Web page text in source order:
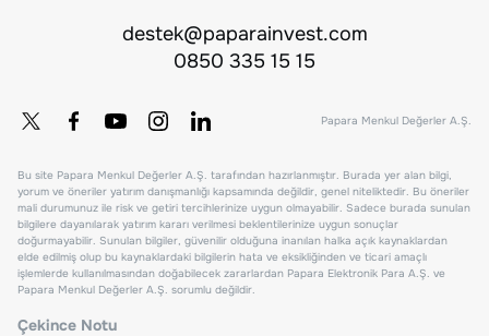
destek@paparainvest.com
0850 335 15 15
Papara Menkul Değerler A.Ş.
Bu site Papara Menkul Değerler A.Ş. tarafından hazırlanmıştır. Burada yer alan bilgi,
yorum ve öneriler yatırım danışmanlığı kapsamında değildir, genel niteliktedir. Bu öneriler
mali durumunuz ile risk ve getiri tercihlerinize uygun olmayabilir. Sadece burada sunulan
bilgilere dayanılarak yatırım kararı verilmesi beklentilerinize uygun sonuçlar
doğurmayabilir. Sunulan bilgiler, güvenilir olduğuna inanılan halka açık kaynaklardan
elde edilmiş olup bu kaynaklardaki bilgilerin hata ve eksikliğinden ve ticari amaçlı
işlemlerde kullanılmasından doğabilecek zararlardan Papara Elektronik Para A.Ş. ve
Papara Menkul Değerler A.Ş. sorumlu değildir.
Çekince Notu